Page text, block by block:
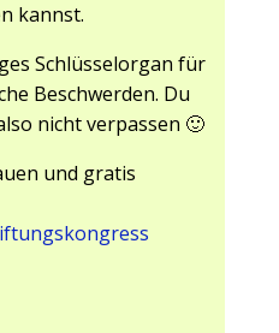
kannst.
Schlüsselorgan für
Beschwerden. Du
nicht verpassen 🙂
und gratis